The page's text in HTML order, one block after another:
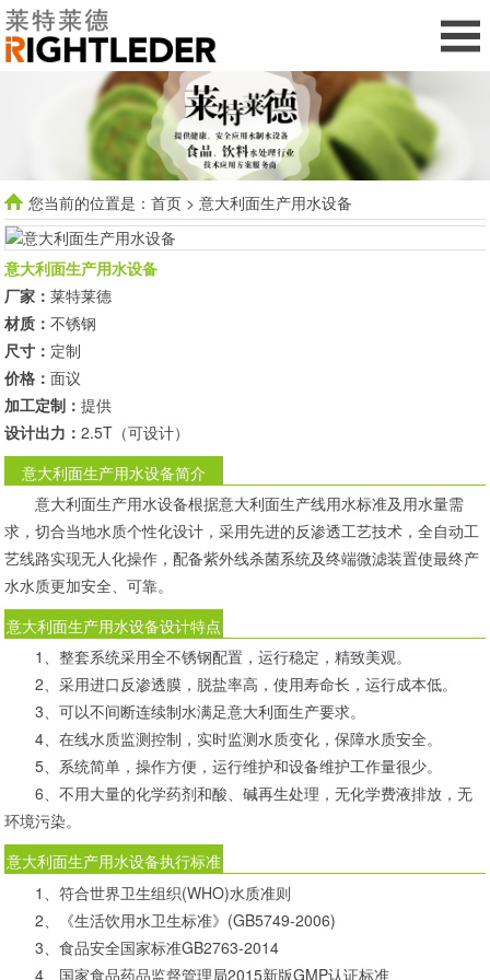
您当前的位置是：首页 > 意大利面生产用水设备
意大利面生产用水设备
厂家：莱特莱德
材质：不锈钢
尺寸： 定制
价格：面议
加工定制：提供
设计出力：2.5T（可设计）
意大利面生产用水设备简介
意大利面生产用水设备根据意大利面生产线用水标准及用水量需
求，切合当地水质个性化设计，采用先进的反渗透工艺技术，全自动工
艺线路实现无人化操作，配备紫外线杀菌系统及终端微滤装置使最终产
水水质更加安全、可靠。
意大利面生产用水设备设计特点
1、整套系统采用全不锈钢配置，运行稳定，精致美观。
2、采用进口反渗透膜，脱盐率高，使用寿命长，运行成本低。
3、可以不间断连续制水满足意大利面生产要求。
4、在线水质监测控制，实时监测水质变化，保障水质安全。
5、系统简单，操作方便，运行维护和设备维护工作量很少。
6、不用大量的化学药剂和酸、碱再生处理，无化学费液排放，无
环境污染。
意大利面生产用水设备执行标准
1、符合世界卫生组织(WHO)水质准则
2、《生活饮用水卫生标准》(GB5749-2006)
3、食品安全国家标准GB2763-2014
4、国家食品药品监督管理局2015新版GMP认证标准